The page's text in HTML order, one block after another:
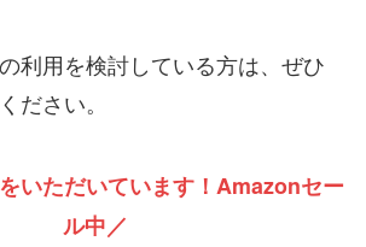
利用を検討している方は、ぜひ
ださい。
いただいています！Amazonセー
ル中／